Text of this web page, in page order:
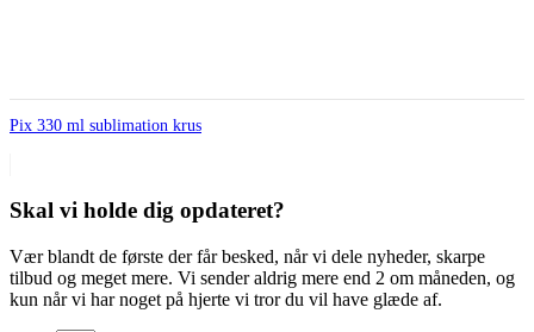
Pix 330 ml sublimation krus
Skal vi holde dig opdateret?
Vær blandt de første der får besked, når vi dele nyheder, skarpe
tilbud og meget mere. Vi sender aldrig mere end 2 om måneden, og
kun når vi har noget på hjerte vi tror du vil have glæde af.